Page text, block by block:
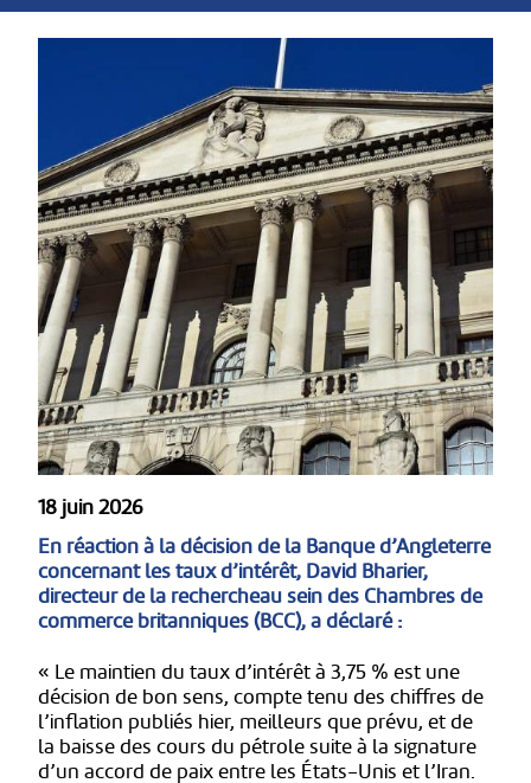
18 juin 2026
En réaction à la décision de la Banque d’Angleterre
concernant les taux d’intérêt, David Bharier,
directeur de la rechercheau sein des Chambres de
commerce britanniques (BCC), a déclaré :
« Le maintien du taux d’intérêt à 3,75 % est une
décision de bon sens, compte tenu des chiffres de
l’inflation publiés hier, meilleurs que prévu, et de
la baisse des cours du pétrole suite à la signature
d’un accord de paix entre les États-Unis et l’Iran.